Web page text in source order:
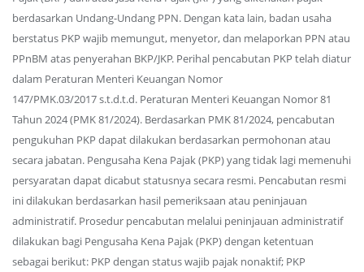
berdasarkan Undang-Undang PPN. Dengan kata lain, badan usaha
berstatus PKP wajib memungut, menyetor, dan melaporkan PPN atau
PPnBM atas penyerahan BKP/JKP. Perihal pencabutan PKP telah diatur
dalam Peraturan Menteri Keuangan Nomor
147/PMK.03/2017 s.t.d.t.d. Peraturan Menteri Keuangan Nomor 81
Tahun 2024 (PMK 81/2024). Berdasarkan PMK 81/2024, pencabutan
pengukuhan PKP dapat dilakukan berdasarkan permohonan atau
secara jabatan. Pengusaha Kena Pajak (PKP) yang tidak lagi memenuhi
persyaratan dapat dicabut statusnya secara resmi. Pencabutan resmi
ini dilakukan berdasarkan hasil pemeriksaan atau peninjauan
administratif. Prosedur pencabutan melalui peninjauan administratif
dilakukan bagi Pengusaha Kena Pajak (PKP) dengan ketentuan
sebagai berikut: PKP dengan status wajib pajak nonaktif; PKP